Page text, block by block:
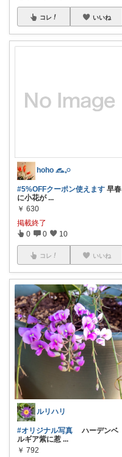
コレ いいね
hoho 𓃺𓈒𓏸
#5%OFFクーポン使えます 早春
に小花が ...
￥ 630
掲載終了
0 0 10
コレ いいね
ルリハリ
#オリジナル写真 ハーデンベ
ルギア紫に惹 ...
￥ 792